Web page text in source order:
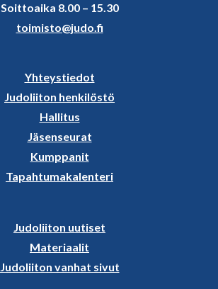
Soittoaika 8.00 – 15.30
toimisto@judo.fi
Yhteystiedot
Judoliiton henkilöstö
Hallitus
Jäsenseurat
Kumppanit
Tapahtumakalenteri
Judoliiton uutiset
Materiaalit
Judoliiton vanhat sivut